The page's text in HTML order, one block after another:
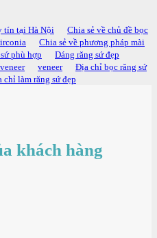
tín tại Hà Nội
Chia sẻ về chủ đề bọc
Chia sẻ về phương pháp mài
phù hợp
Dáng răng sứ đẹp
veneer
Địa chỉ bọc răng sứ
chỉ làm răng sứ đẹp
khách hàng